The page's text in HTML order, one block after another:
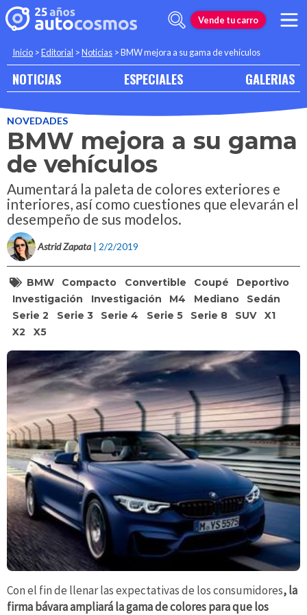
Vende tu carro
Inicio >Editorial >Noticias >BMW mejora a su gama de vehículos
NOTICIAS ESPECIALES GALERIAS
NOVEDADES
BMW mejora a su gama
de vehículos
Aumentará la paleta de colores exteriores e
interiores, así como cuestiones que elevarán el
desempeño de sus modelos.
Astrid Zapata | 2/2/2019
BMW Compacto Convertible Coupé
Deportivo
Investigación
Investigación M4 Mediano
Sedán
Serie 2
Serie 3 Serie 4 Serie 5 Serie 8 SUV
X1
X2
X5
Con el fin de llenar las expectativas de los consumidores, la
firma bávara ampliará la gama de colores para que los